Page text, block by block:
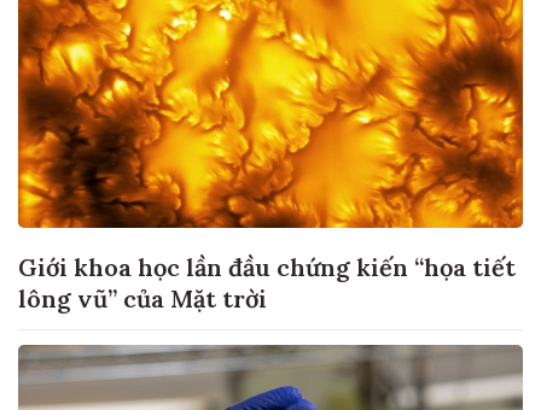
Giới khoa học lần đầu chứng kiến “họa tiết
lông vũ” của Mặt trời